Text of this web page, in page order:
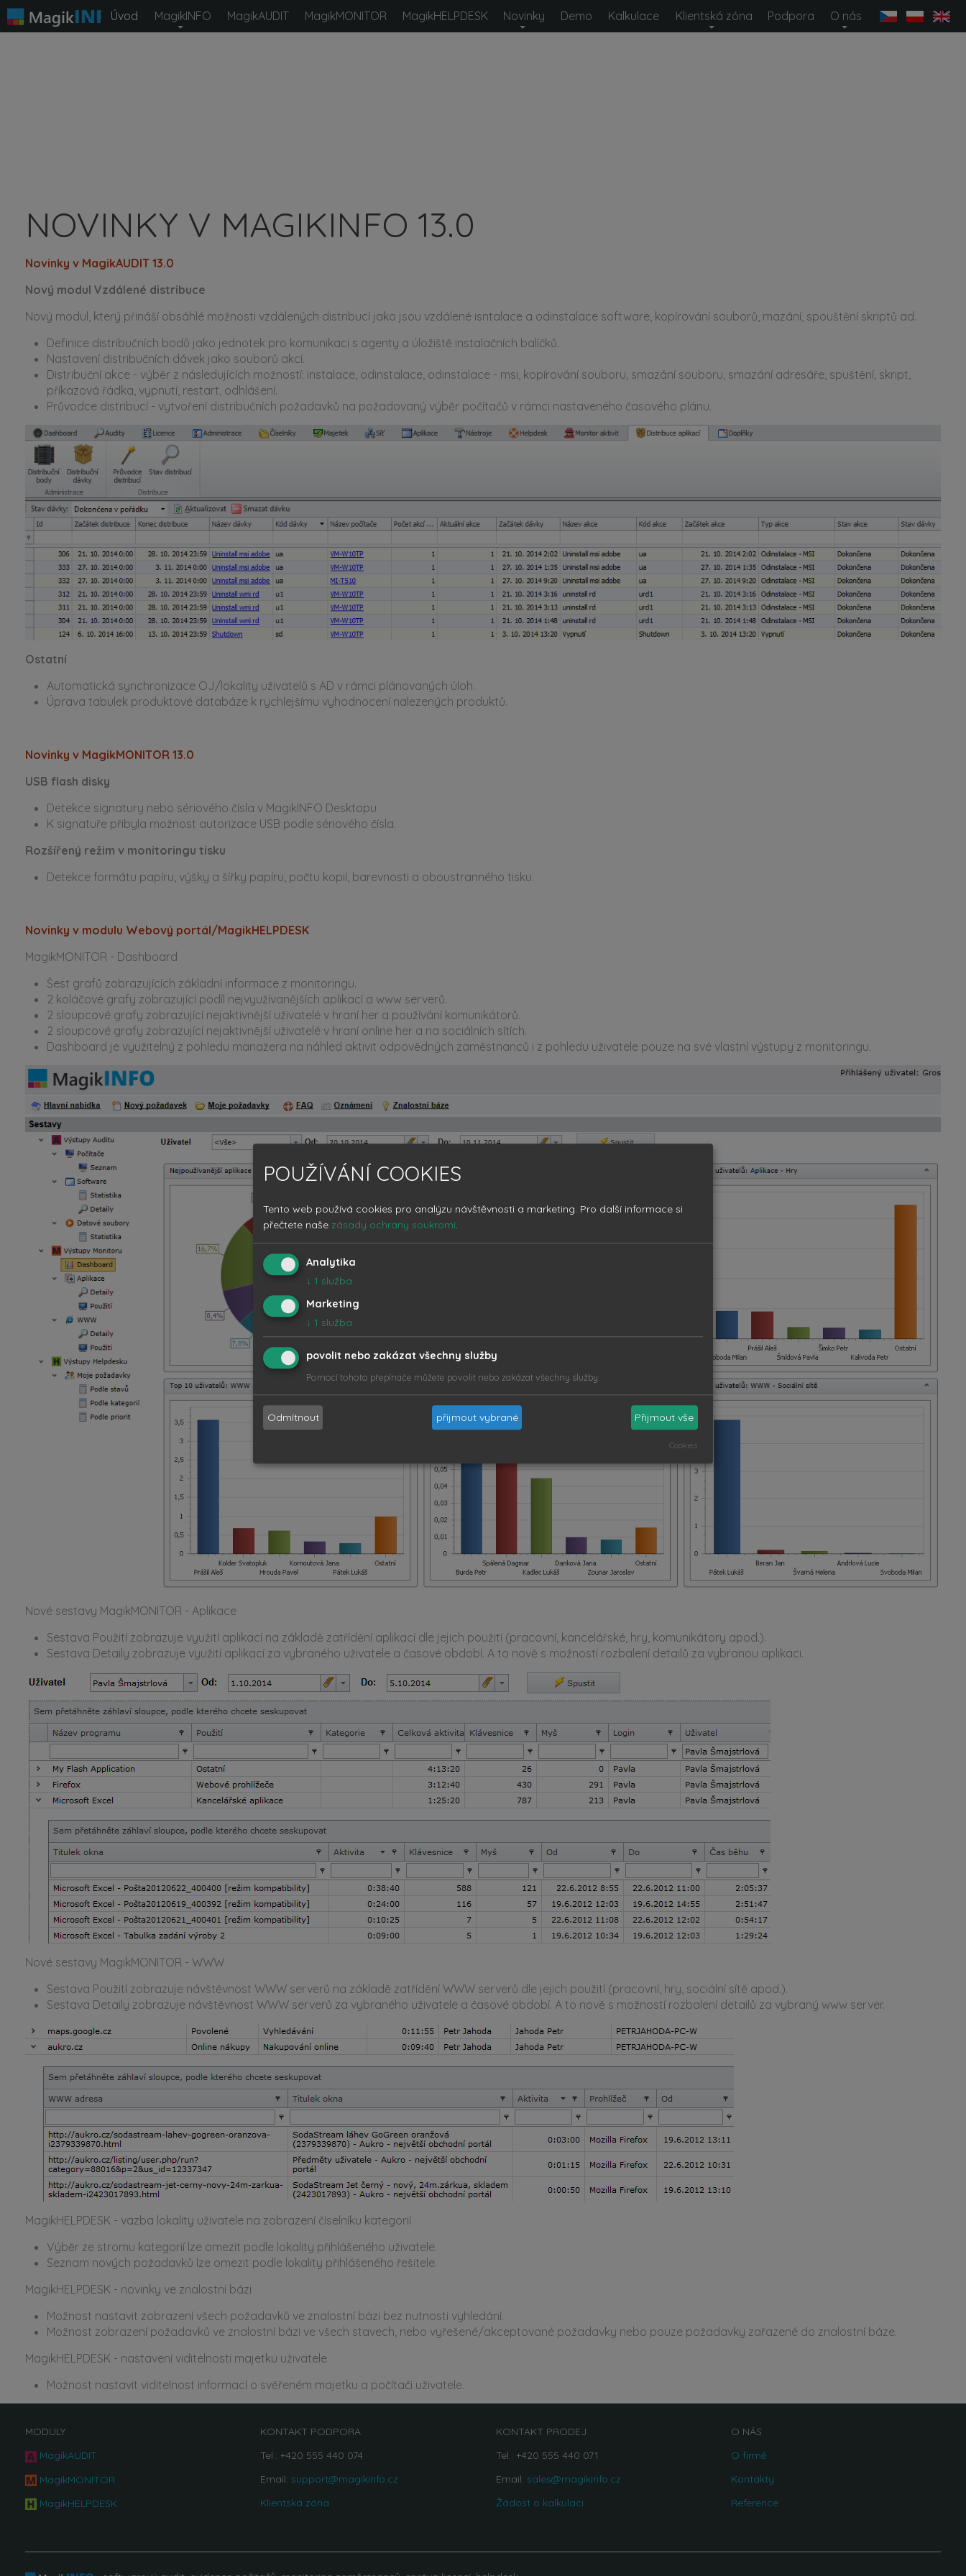
Úvod MagikINFO MagikAUDIT MagikMONITOR MagikHELPDESK Novinky Demo Kalkulace Klientská zóna Podpora O nás
NOVINKY V MAGIKINFO 13.0
Novinky v MagikAUDIT 13.0
Nový modul Vzdálené distribuce
Nový modul, který přináší obsáhlé možnosti vzdálených distribucí jako jsou vzdálené isntalace a odinstalace software, kopírování souborů, mazání, spouštění skriptů ad.
Definice distribučních bodů jako jednotek pro komunikaci s agenty a úložiště instalačních balíčků.
Nastavení distribučních dávek jako souborů akcí.
Distribuční akce - výběr z následujících možností: instalace, odinstalace, odinstalace - msi, kopírování souboru, smazání souboru, smazání adresáře, spuštění, skript,
příkazová řádka, vypnutí, restart, odhlášení.
Průvodce distribucí - vytvoření distribučních požadavků na požadovaný výběr počítačů v rámci nastaveného časového plánu.
Ostatní
Automatická synchronizace OJ/lokality uživatelů s AD v rámci plánovaných úloh.
Úprava tabulek produktové databáze k rychlejšímu vyhodnocení nalezených produktů.
Novinky v MagikMONITOR 13.0
USB flash disky
Detekce signatury nebo sériového čísla v MagikINFO Desktopu
K signatuře přibyla možnost autorizace USB podle sériového čísla.
Rozšířený režim v monitoringu tisku
Detekce formátu papíru, výšky a šířky papíru, počtu kopií, barevnosti a oboustranného tisku.
Novinky v modulu Webový portál/MagikHELPDESK
MagikMONITOR - Dashboard
Šest grafů zobrazujících základní informace z monitoringu.
2 koláčové grafy zobrazující podíl nejvyužívanějších aplikací a www serverů.
2 sloupcové grafy zobrazující nejaktivnější uživatelé v hraní her a používání komunikátorů.
2 sloupcové grafy zobrazující nejaktivnější uživatelé v hraní online her a na sociálních sítích.
Dashboard je využitelný z pohledu manažera na náhled aktivit odpovědných zaměstnanců i z pohledu uživatele pouze na své vlastní výstupy z monitoringu.
Nové sestavy MagikMONITOR - Aplikace
Sestava Použití zobrazuje využití aplikací na základě zatřídění aplikací dle jejich použití (pracovní, kancelářské, hry, komunikátory apod.).
Sestava Detaily zobrazuje využití aplikací za vybraného uživatele a časové období. A to nově s možností rozbalení detailů za vybranou aplikaci.
Nové sestavy MagikMONITOR - WWW
Sestava Použití zobrazuje návštěvnost WWW serverů na základě zatřídění WWW serverů dle jejich použití (pracovní, hry, sociální sítě apod.).
Sestava Detaily zobrazuje návštěvnost WWW serverů za vybraného uživatele a časové období. A to nově s možností rozbalení detailů za vybraný www server.
MagikHELPDESK - vazba lokality uživatele na zobrazení číselníku kategorií
Výběr ze stromu kategorií lze omezit podle lokality přihlášeného uživatele.
Seznam nových požadavků lze omezit podle lokality přihlášeného řešitele.
MagikHELPDESK - novinky ve znalostní bázi
Možnost nastavit zobrazení všech požadavků ve znalostní bázi bez nutnosti vyhledání.
Možnost zobrazení požadavků ve znalostní bázi ve všech stavech, nebo vyřešené/akceptované požadavky nebo pouze požadavky zařazené do znalostní báze.
MagikHELPDESK - nastavení viditelnosti majetku uživatele
Možnost nastavit viditelnost informací o svěřeném majetku a počítači uživatele.
MODULY
MagikAUDIT
MagikMONITOR
MagikHELPDESK
KONTAKT PODPORA
Tel.: +420 555 440 074
Email:support@magikinfo.cz
Klientská zóna
KONTAKT PRODEJ
Tel.: +420 555 440 071
Email: sales@magikinfo.cz
Žádost o kalkulaci
O NÁS
O firmě
Kontakty
Reference
POUŽÍVÁNÍ COOKIES
Tento web používá cookies pro analýzu návštěvnosti a marketing. Pro další informace si
přečtete naše zásady ochrany soukromí.
Analytika
↓ 1 služba.
Marketing
↓ 1 služba.
povolit nebo zakázat všechny služby
Pomocí tohoto přepínače můžete povolit nebo zakázat všechny služby.
Odmítnout přijmout vybrané Přijmout vše
Cookies